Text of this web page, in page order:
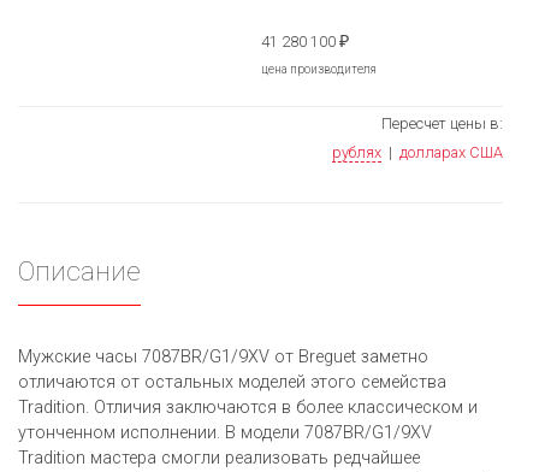
41 280 100 ₽
цена производителя
Пересчет цены в:
рублях | долларах США
Описание
Мужские часы 7087BR/G1/9XV от Breguet заметно
отличаются от остальных моделей этого семейства
Tradition. Отличия заключаются в более классическом и
утонченном исполнении. В модели 7087BR/G1/9XV
Tradition мастера смогли реализовать редчайшее